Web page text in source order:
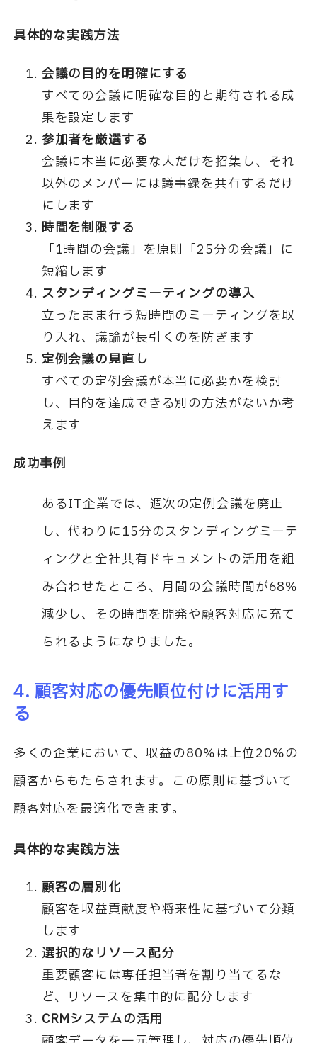
具体的な実践方法
会議の目的を明確にする
すべての会議に明確な目的と期待される成
果を設定します
参加者を厳選する
会議に本当に必要な人だけを招集し、それ
以外のメンバーには議事録を共有するだけ
にします
時間を制限する
「1時間の会議」を原則「25分の会議」に
短縮します
スタンディングミーティングの導入
立ったまま行う短時間のミーティングを取
り入れ、議論が長引くのを防ぎます
定例会議の見直し
すべての定例会議が本当に必要かを検討
し、目的を達成できる別の方法がないか考
えます
成功事例
あるIT企業では、週次の定例会議を廃止
し、代わりに15分のスタンディングミーテ
ィングと全社共有ドキュメントの活用を組
み合わせたところ、月間の会議時間が68%
減少し、その時間を開発や顧客対応に充て
られるようになりました。
4. 顧客対応の優先順位付けに活用す
る
多くの企業において、収益の80%は上位20%の
顧客からもたらされます。この原則に基づいて
顧客対応を最適化できます。
具体的な実践方法
顧客の層別化
顧客を収益貢献度や将来性に基づいて分類
します
選択的なリソース配分
重要顧客には専任担当者を割り当てるな
ど、リソースを集中的に配分します
CRMシステムの活用